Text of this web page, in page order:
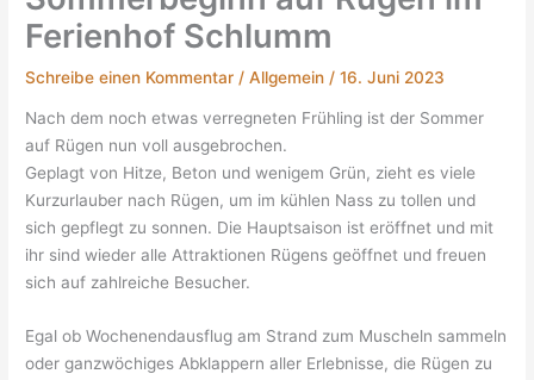
Ferienhof Schlumm
Schreibe einen Kommentar /Allgemein /16. Juni 2023
Nach dem noch etwas verregneten Frühling ist der Sommer
auf Rügen nun voll ausgebrochen.
Geplagt von Hitze, Beton und wenigem Grün, zieht es viele
Kurzurlauber nach Rügen, um im kühlen Nass zu tollen und
sich gepflegt zu sonnen. Die Hauptsaison ist eröffnet und mit
ihr sind wieder alle Attraktionen Rügens geöffnet und freuen
sich auf zahlreiche Besucher.
Egal ob Wochenendausflug am Strand zum Muscheln sammeln
oder ganzwöchiges Abklappern aller Erlebnisse, die Rügen zu